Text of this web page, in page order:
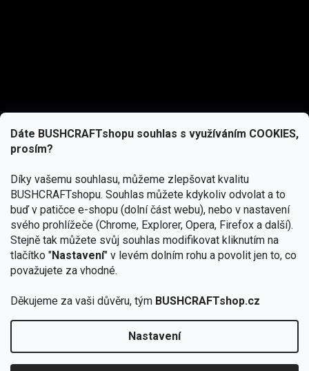
Dáte BUSHCRAFTshopu souhlas s využíváním COOKIES,
prosím?
Díky vašemu souhlasu, můžeme zlepšovat kvalitu
BUSHCRAFTshopu. Souhlas můžete kdykoliv odvolat a to
buď v patičce e-shopu (dolní část webu), nebo v nastavení
svého prohlížeče (Chrome, Explorer, Opera, Firefox a další).
Stejně tak můžete svůj souhlas modifikovat kliknutím na
tlačítko "Nastavení" v levém dolním rohu a povolit jen to, co
považujete za vhodné.
Děkujeme za vaši důvěru, tým BUSHCRAFTshop.cz
Nastavení
podmínkami ochrany osobních údajů
Copyright 2026BUSHCRAFTshop.cz. Všechna práva
vyhrazena.Upravit nastavení cookies